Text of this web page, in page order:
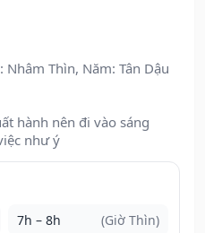
Nhâm Thìn, Năm: Tân Dậu
hành nên đi vào sáng
như ý
7h – 8h (Giờ Thìn)